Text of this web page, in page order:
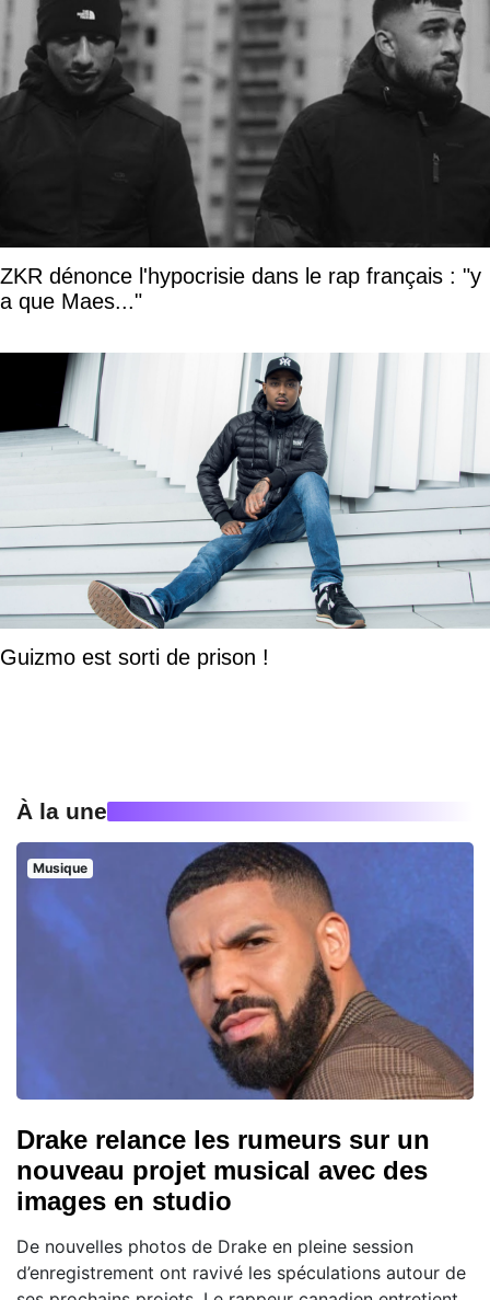
ZKR dénonce l'hypocrisie dans le rap français : "y
a que Maes..."
Guizmo est sorti de prison !
À la une
Musique
Drake relance les rumeurs sur un
nouveau projet musical avec des
images en studio
De nouvelles photos de Drake en pleine session
d’enregistrement ont ravivé les spéculations autour de